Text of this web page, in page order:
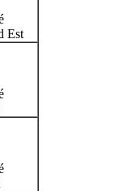
Est